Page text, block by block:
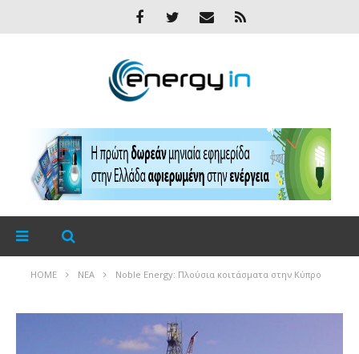
HOME ΝΈΑ Noble Energy: Πλούσια κοιτάσματα στην Κύπρο